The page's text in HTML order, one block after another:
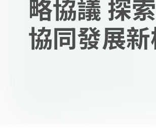
略協議 探
協同發展